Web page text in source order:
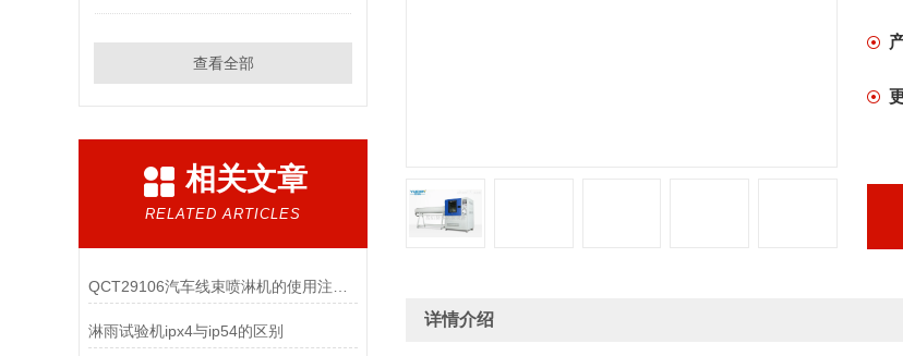
查看全部
相关文章
RELATED ARTICLES
淋雨试验机ipx4与ip54的区别
详情介绍